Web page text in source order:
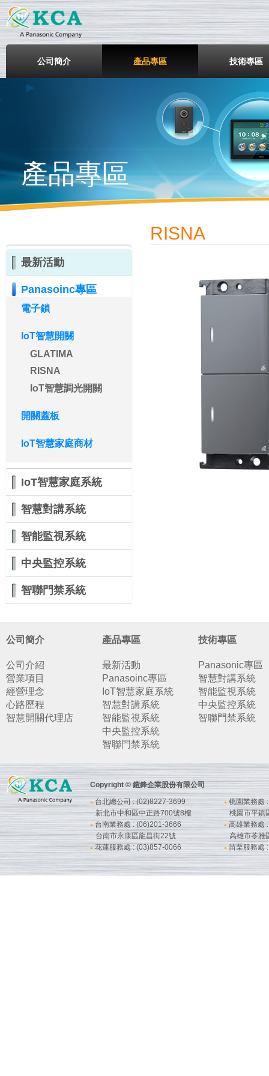
鎧鋒企業股份有限公司
公司簡介 產品專區 技術專區
產品專區
最新活動
Panasoinc專區
電子鎖
IoT智慧開關
GLATIMA
RISNA
IoT智慧調光開關
開關蓋板
IoT智慧家庭商材
IoT智慧家庭系統
智慧對講系統
智能監視系統
中央監控系統
智聯門禁系統
RISNA
公司簡介
公司介紹
營業項目
經營理念
心路歷程
智慧開關代理店
產品專區
最新活動
Panasoinc專區
IoT智慧家庭系統
智慧對講系統
智能監視系統
中央監控系統
智聯門禁系統
技術專區
Panasonic專區
智慧對講系統
智能監視系統
中央監控系統
智聯門禁系統
Copyright © 鎧鋒企業股份有限公司
●台北總公司 : (02)8227-3699
新北市中和區中正路700號8樓
● 桃園業務處
桃園市平鎮
● 台南業務處 : (06)201-3666
台南市永康區龍昌街22號
●高雄業務處
高雄市苓雅
●花蓮服務處 : (03)857-0066 ● 苗栗服務處